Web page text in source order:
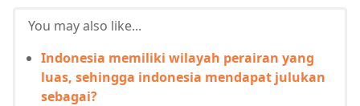
You may also like...
Indonesia memiliki wilayah perairan yang
luas, sehingga indonesia mendapat julukan
sebagai?